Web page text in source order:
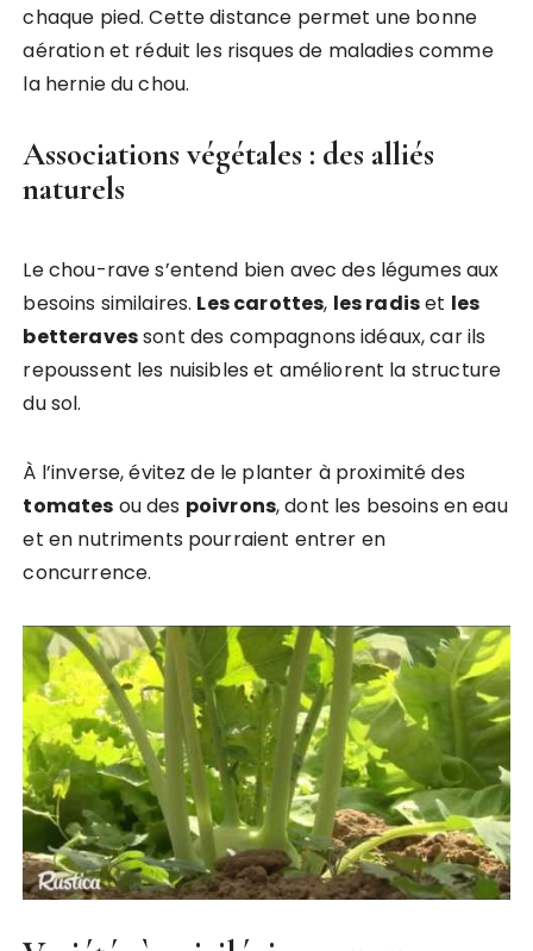
chaque pied. Cette distance permet une bonne
aération et réduit les risques de maladies comme
la hernie du chou.
Associations végétales : des alliés
naturels
Le chou-rave s’entend bien avec des légumes aux
besoins similaires. Les carottes, les radiset les
betteravessont des compagnons idéaux, car ils
repoussent les nuisibles et améliorent la structure
du sol.
À l’inverse, évitez de le planter à proximité des
tomates ou des poivrons, dont les besoins en eau
et en nutriments pourraient entrer en
concurrence.